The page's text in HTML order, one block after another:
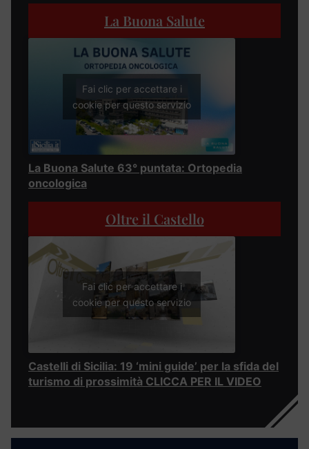
La Buona Salute
Fai clic per accettare i
cookie per questo servizio
La Buona Salute 63° puntata: Ortopedia
oncologica
Oltre il Castello
Fai clic per accettare i
cookie per questo servizio
Castelli di Sicilia: 19 ‘mini guide’ per la sfida del
turismo di prossimità CLICCA PER IL VIDEO